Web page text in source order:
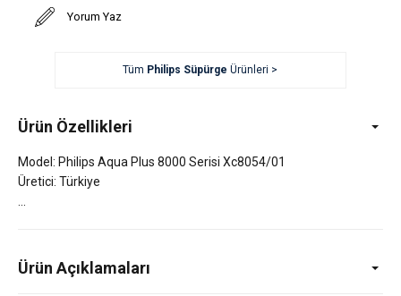
Yorum Yaz
Tüm Philips Süpürge Ürünleri >
Ürün Özellikleri
Model: Philips Aqua Plus 8000 Serisi Xc8054/01
Üretici: Türkiye
Ürün Açıklamaları